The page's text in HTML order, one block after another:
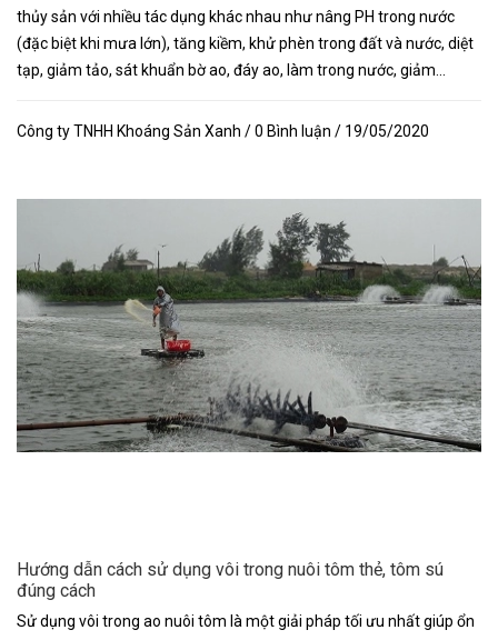
thủy sản với nhiều tác dụng khác nhau như nâng PH trong nước
(đặc biệt khi mưa lớn), tăng kiềm, khử phèn trong đất và nước, diệt
tạp, giảm tảo, sát khuẩn bờ ao, đáy ao, làm trong nước, giảm...
Công ty TNHH Khoáng Sản Xanh / 0 Bình luận / 19/05/2020
Hướng dẫn cách sử dụng vôi trong nuôi tôm thẻ, tôm sú
đúng cách
Sử dụng vôi trong ao nuôi tôm là một giải pháp tối ưu nhất giúp ổn